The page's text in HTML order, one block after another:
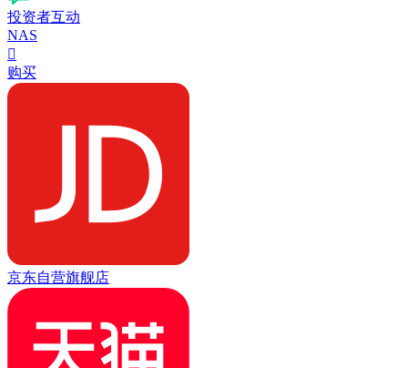
投资者互动
NAS

购买
京东自营旗舰店